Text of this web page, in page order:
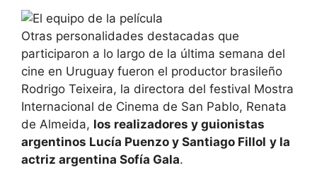
Otras personalidades destacadas que
participaron a lo largo de la última semana del
cine en Uruguay fueron el productor brasileño
Rodrigo Teixeira, la directora del festival Mostra
Internacional de Cinema de San Pablo, Renata
de Almeida, los realizadores y guionistas
argentinos Lucía Puenzo y Santiago Fillol y la
actriz argentina Sofía Gala.